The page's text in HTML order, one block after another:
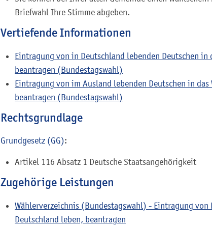
Briefwahl Ihre Stimme abgeben.
Vertiefende Informationen
Eintragung von in Deutschland lebenden Deutschen in
beantragen (Bundestagswahl)
Eintragung von im Ausland lebenden Deutschen in das
beantragen (Bundestagswahl)
Rechtsgrundlage
Grundgesetz (GG):
Artikel 116 Absatz 1 Deutsche Staatsangehörigkeit
Zugehörige Leistungen
Wählerverzeichnis (Bundestagswahl) - Eintragung von
Deutschland leben, beantragen